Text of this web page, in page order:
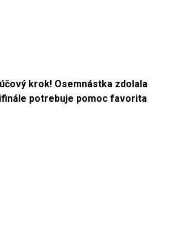
krok! Osemnástka zdolala
potrebuje pomoc favorita